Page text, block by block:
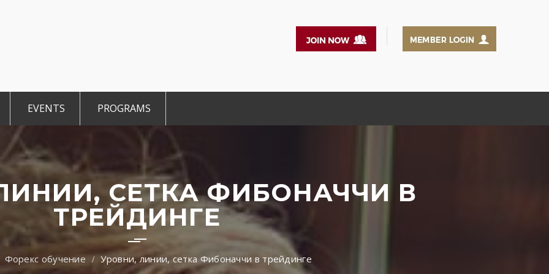
Members
EVENTS PROGRAMS
TiE Student
TiE University
СЕТКА ФИБОНАЧЧИ В
ТРЕЙДИНГЕ
Форекс обучение Уровни, линии, сетка Фибоначчи в трейдинге